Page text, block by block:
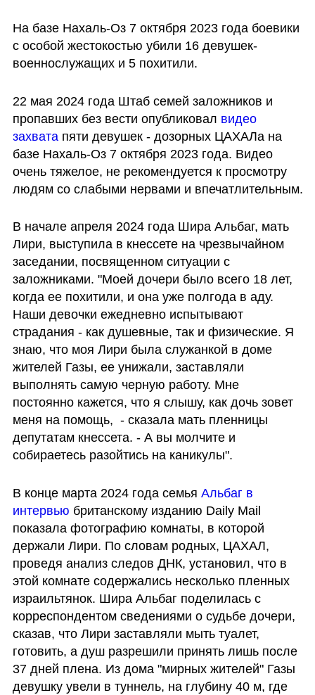
На базе Нахаль-Оз 7 октября 2023 года боевики
с особой жестокостью убили 16 девушек-
военнослужащих и 5 похитили.
22 мая 2024 года Штаб семей заложников и
пропавших без вести опубликовал видео
захвата пяти девушек - дозорных ЦАХАЛа на
базе Нахаль-Оз 7 октября 2023 года. Видео
очень тяжелое, не рекомендуется к просмотру
В начале апреля 2024 года Шира Альбаг, мать
Лири, выступила в кнессете на чрезвычайном
заседании, посвященном ситуации с
заложниками. "Моей дочери было всего 18 лет,
когда ее похитили, и она уже полгода в аду.
Наши девочки ежедневно испытывают
страдания - как душевные, так и физические. Я
знаю, что моя Лири была служанкой в доме
жителей Газы, ее унижали, заставляли
выполнять самую черную работу. Мне
постоянно кажется, что я слышу, как дочь зовет
меня на помощь,  - сказала мать пленницы
депутатам кнессета. - А вы молчите и
собираетесь разойтись на каникулы".
В конце марта 2024 года семья Альбаг в
интервью британскому изданию Daily Mail
показала фотографию комнаты, в которой
держали Лири. По словам родных, ЦАХАЛ,
проведя анализ следов ДНК, установил, что в
этой комнате содержались несколько пленных
израильтянок. Шира Альбаг поделилась с
корреспондентом сведениями о судьбе дочери,
сказав, что Лири заставляли мыть туалет,
готовить, а душ разрешили принять лишь после
37 дней плена. Из дома "мирных жителей" Газы
девушку увели в туннель, на глубину 40 м, где